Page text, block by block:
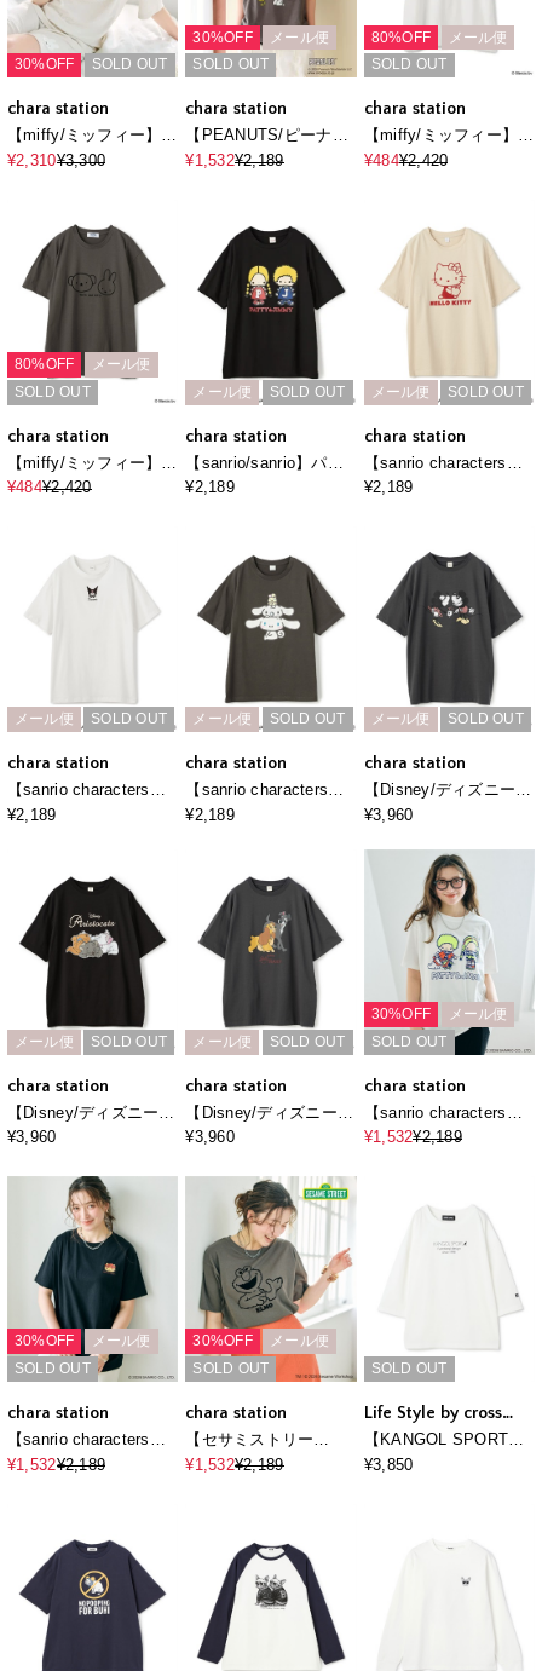
30%OFF SOLD OUT
chara station
【miffy/ミッフィー】パ
イルリブトップス/ルー
¥2,310¥3,300
30%OFF
メール便
SOLD OUT
chara station
【PEANUTS/ピーナッ
ツ】スヌーピ
半袖Tシャツ
¥1,532¥2,189
80%OFF
メール便
SOLD OUT
chara station
【miffy/ミッフィー】英
字プリント半袖Tシャツ
¥484¥2,420
80%OFF
メール便
SOLD OUT
chara station
【miffy/ミッフィー】ミ
ッフィーandボリスフロ
¥484¥2,420
メール便 SOLD OUT
chara station
【sanrio/sanrio】パテ
ィ＆ジミープリント半
¥2,189
メール便 SOLD OUT
chara station
【sanrio characters】
HELLO KITTY/ハロー
ンリオキャラクター
¥2,189
メール便 SOLD OUT
chara station
【sanrio characters】
KUROMI/クロミ刺繍デ
¥2,189
メール便 SOLD OUT
chara station
【sanrio characters】
シナモロールプリント
¥2,189
メール便 SOLD OUT
chara station
【Disney/ディズニー】
ミッキー＆ミニープリ
¥3,960
メール便 SOLD OUT
chara station
【Disney/ディズニー】
おしゃれキャット・マ
トゥルーズ・プリント
半袖Tシャツ（The
Aristocats）
¥3,960
メール便 SOLD OUT
chara station
【Disney/ディズニー】
わんわん物語レディ＆
シャツ/LADY and the
TRAMP
¥3,960
30%OFF
メール便
SOLD OUT
chara station
【sanrio characters】
パティ＆ジミープリン
¥1,532¥2,189
30%OFF
メール便
SOLD OUT
chara station
【sanrio characters】
HELLO KITTY/日焼け
¥1,532¥2,189
30%OFF
メール便
SOLD OUT
chara station
【セサミストリー
ト/SESAME
¥1,532¥2,189
SOLD OUT
Life Style by cross
marche
【KANGOL SPORT】7
分袖ロゴTシャツ
¥3,850